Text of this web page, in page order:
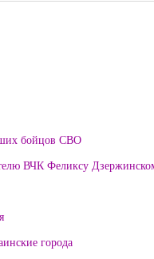
бойцов СВО
ВЧК Феликсу
города